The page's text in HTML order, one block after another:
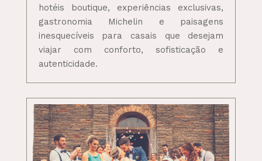
hotéis boutique, experiências exclusivas,
gastronomia Michelin e paisagens
inesquecíveis para casais que desejam
viajar com conforto, sofisticação e
autenticidade.